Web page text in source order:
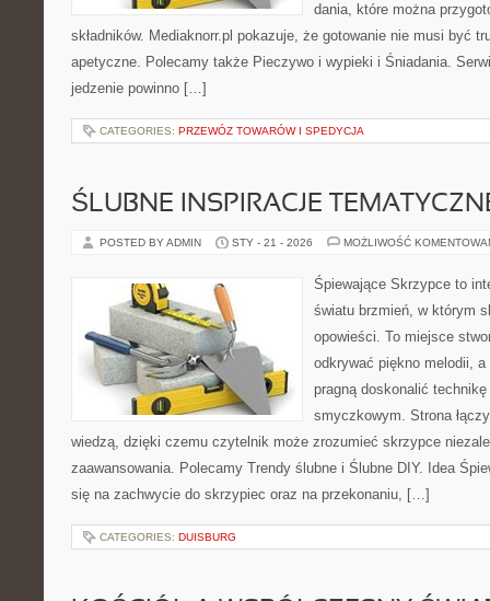
dania, które można
składników. Mediaknorr.pl pokazuje, że gotowanie nie musi być
apetyczne. Polecamy także Pieczywo i wypieki i Śniadania.
jedzenie powinno […]
CATEGORIES: PRZEWÓZ TOWARÓW I SPEDYCJA
ŚLUBNE INSPIRACJE
POSTED BY ADMIN STY - 21 - 2026 MOŻLIWOŚĆ
Śpiewające Skrzypce to
światu brzmień, w którym
opowieści. To miejsce
odkrywać piękno melodii,
pragną doskonalić
smyczkowym. Strona
wiedzą, dzięki czemu czytelnik może zrozumieć skrzypce
zaawansowania. Polecamy Trendy ślubne i Ślubne DIY. Idea
się na zachwycie do skrzypiec oraz na przekonaniu, […]
CATEGORIES: DUISBURG